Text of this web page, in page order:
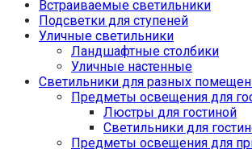
Встраиваемые светильники
Подсветки для ступеней
Уличные светильники
Ландшафтные столбики
Уличные настенные
Светильники для разных
Предметы освещения для
Люстры для гостиной
Светильники для
Предметы освещения для